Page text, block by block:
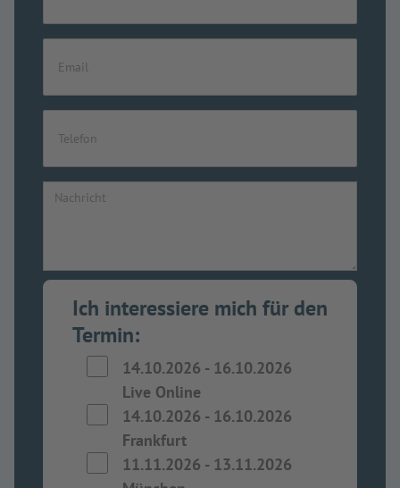
Ich interessiere mich für den
Termin:
14.10.2026 - 16.10.2026
Live Online
14.10.2026 - 16.10.2026
Frankfurt
11.11.2026 - 13.11.2026